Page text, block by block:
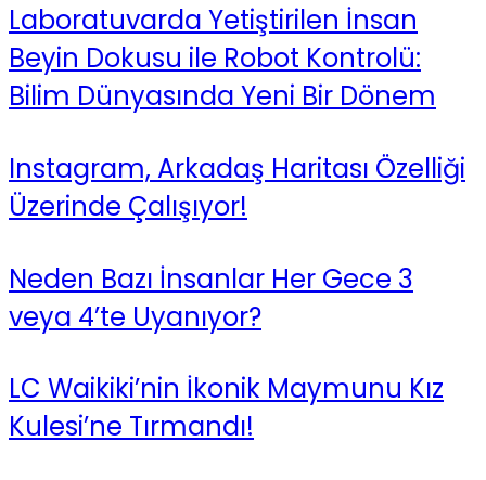
Laboratuvarda Yetiştirilen İnsan
Beyin Dokusu ile Robot Kontrolü:
Bilim Dünyasında Yeni Bir Dönem
Instagram, Arkadaş Haritası Özelliği
Üzerinde Çalışıyor!
Neden Bazı İnsanlar Her Gece 3
veya 4’te Uyanıyor?
LC Waikiki’nin İkonik Maymunu Kız
Kulesi’ne Tırmandı!